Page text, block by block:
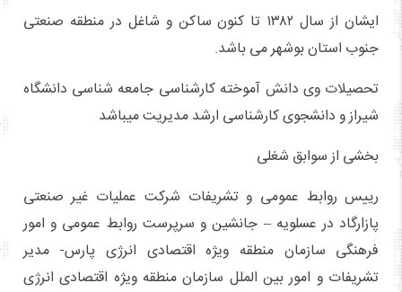
ایشان از سال ۱۳۸۲ تا کنون ساکن و شاغل در منطقه صنعتی
جنوب استان بوشهر می باشد.
تحصیلات وی دانش آموخته کارشناسی جامعه شناسی دانشگاه
شیراز و دانشجوی کارشناسی ارشد مدیریت میباشد
بخشی از سوابق شغلی
رییس روابط عمومی و تشریفات شرکت عملیات غیر صنعتی
پازارگاد در عسلویه – جانشین و سرپرست روابط عمومی و امور
فرهنگی سازمان منطقه ویژه اقتصادی انرژی پارس- مدیر
تشریفات و امور بین الملل سازمان منطقه ویژه اقتصادی انرژی